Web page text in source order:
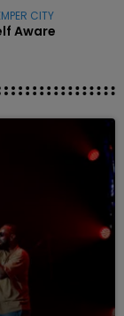
CITY
Aware